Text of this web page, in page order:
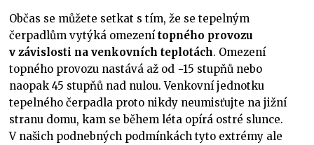
Občas se můžete setkat s tím, že se tepelným
čerpadlům vytýká omezenítopného provozu
v závislosti na venkovních teplotách. Omezení
topného provozu nastává až od −15 stupňů nebo
naopak 45 stupňů nad nulou. Venkovní jednotku
tepelného čerpadla proto nikdy neumisťujte na jižní
stranu domu, kam se během léta opírá ostré slunce.
V našich podnebných podmínkách tyto extrémy ale